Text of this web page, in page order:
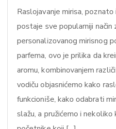
Raslojavanje mirisa,
postaje sve popularniji način
personalizovanog mirisnog
parfema, ovo je prilika da
aromu, kombinovanjem
vodiču objasnićemo kako
funkcioniše, kako odabrati
slažu, a pružićemo i nekoliko